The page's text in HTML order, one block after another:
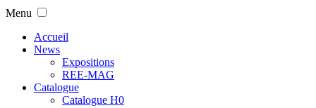
Menu
Accueil
News
Expositions
REE-MAG
Catalogue
Catalogue H0